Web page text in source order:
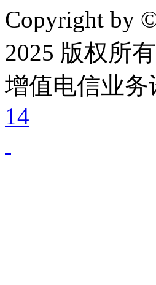
Copyright by
2025 版权所有
增值电信业务
14